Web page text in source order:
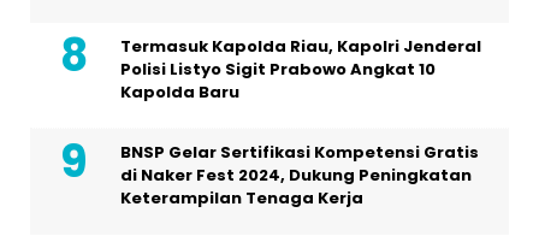
Termasuk Kapolda Riau, Kapolri Jenderal
Polisi Listyo Sigit Prabowo Angkat 10
Kapolda Baru
BNSP Gelar Sertifikasi Kompetensi Gratis
di Naker Fest 2024, Dukung Peningkatan
Keterampilan Tenaga Kerja